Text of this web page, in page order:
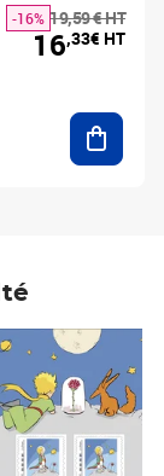
19,59 € HT
-16%
16,33€ HT
HT